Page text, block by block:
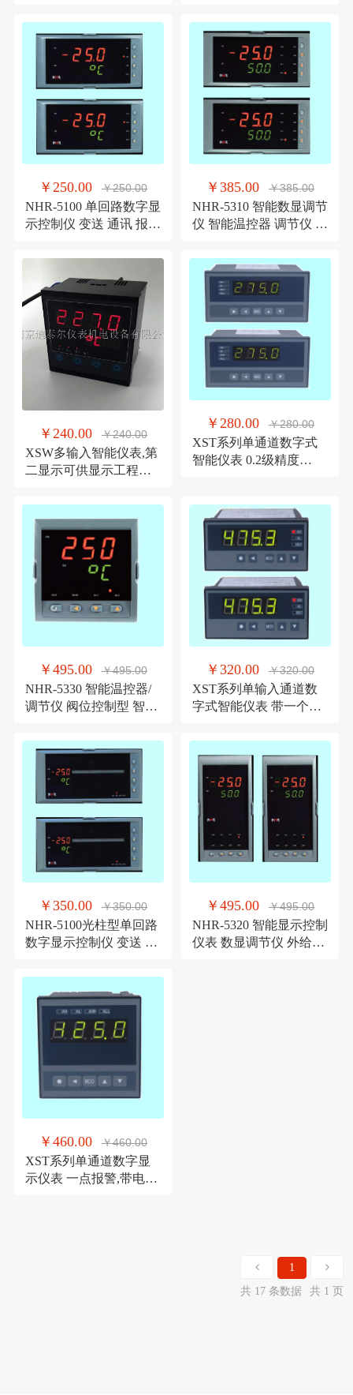
￥250.00 ￥250.00
NHR-5100 单回路数字显
示控制仪 变送 通讯 报警
￥385.00 ￥385.00
NHR-5310 智能数显调节
仪 智能温控器 调节仪 单
￥240.00 ￥240.00
XSW多输入智能仪表,第
二显示可供显示工程量
￥280.00 ￥280.00
XST系列单通道数字式
智能仪表 0.2级精度
￥495.00 ￥495.00
NHR-5330 智能温控器/
调节仪 阀位控制型 智能
￥320.00 ￥320.00
XST系列单输入通道数
字式智能仪表 带一个报
￥350.00 ￥350.00
NHR-5100光柱型单回路
数字显示控制仪 变送 通
￥495.00 ￥495.00
NHR-5320 智能显示控制
仪表 数显调节仪 外给定
￥460.00 ￥460.00
XST系列单通道数字显
示仪表 一点报警,带电流
1
共 17 条数据
共 1 页